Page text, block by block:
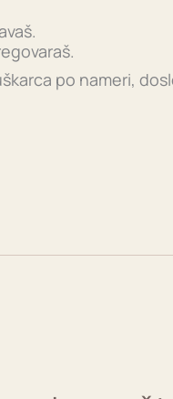
po nameri,